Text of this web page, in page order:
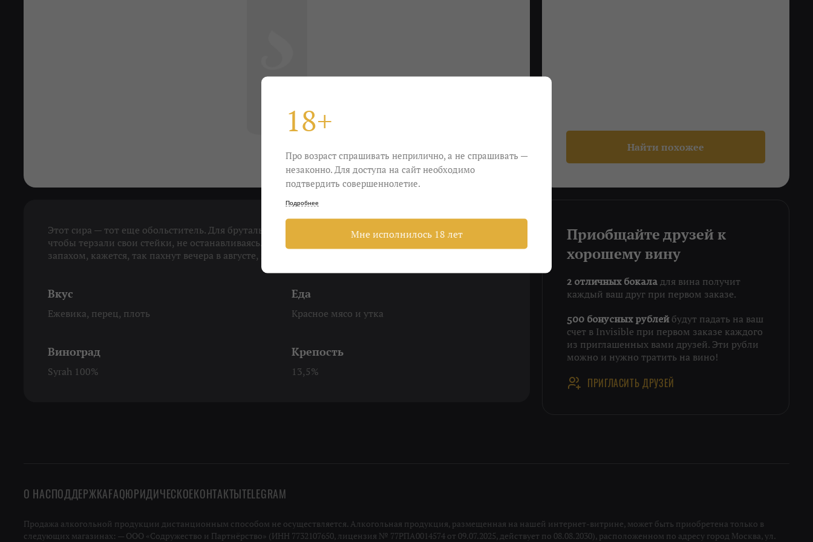
Найти похожее
Этот сира — тот еще обольститель. Для брутальных натур он заготовил опаленую дичь и перец —
чтобы терзали свои стейки, не останавливаясь. Неженок соблазнит зарослями ежевики и томным
запахом, кажется, так пахнут вечера в августе, где-нибудь в провинции на юге.
Вкус
Ежевика, перец, плоть
Еда
Красное мясо и утка
Виноград
Syrah 100%
Крепость
13,5%
Приобщайте друзей к
хорошему вину
2 отличных бокала для вина получит
каждый ваш друг при первом заказе.
500 бонусных рублейбудут падать на ваш
счет в Invisible при первом заказе каждого
из приглашенных вами друзей. Эти рубли
можно и нужно тратить на вино!
ПРИГЛАСИТЬ ДРУЗЕЙ
О НАСПОДДЕРЖКАFAQЮРИДИЧЕСКОЕКОНТАКТЫTELEGRAM
Продажа алкогольной продукции дистанционным способом не осуществляется. Алкогольная продукция, размещенная на нашей интернет-витрине, может быть приобретена только в
следующих магазинах: — ООО «Содружество и Партнёрство» (ИНН 7732107650, лицензия № 77РПА0014574 от 09.07.2025, действует по 08.08.2030), расположенном по адресу город Москва, ул.
18+
Про возраст спрашивать неприлично, а не спрашивать —
незаконно. Для доступа на сайт необходимо
подтвердить совершеннолетие.
Подробнее
Мне исполнилось 18 лет